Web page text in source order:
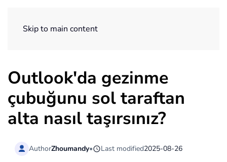
Skip to main content
Outlook'da gezinme
çubuğunu sol taraftan
alta nasıl taşırsınız?
AuthorZhoumandy• Last modified2025-08-26